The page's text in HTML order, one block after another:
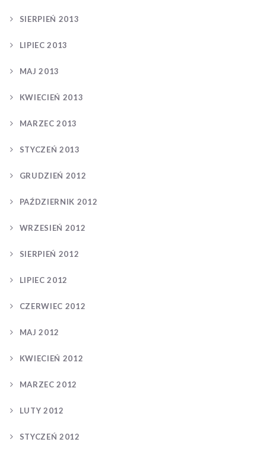
SIERPIEŃ 2013
LIPIEC 2013
MAJ 2013
KWIECIEŃ 2013
MARZEC 2013
STYCZEŃ 2013
GRUDZIEŃ 2012
PAŹDZIERNIK 2012
WRZESIEŃ 2012
SIERPIEŃ 2012
LIPIEC 2012
CZERWIEC 2012
MAJ 2012
KWIECIEŃ 2012
MARZEC 2012
LUTY 2012
STYCZEŃ 2012